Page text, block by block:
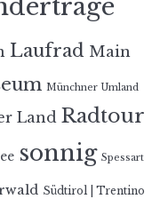
Laufrad Main
Münchner Umland
Land Radtour
sonnig Spessart
Südtirol | Trentino